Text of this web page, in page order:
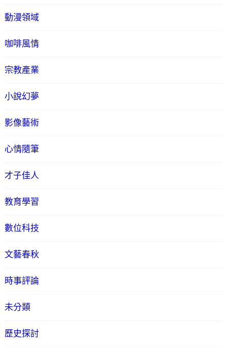
動漫領域
咖啡風情
宗教產業
小說幻夢
影像藝術
心情隨筆
才子佳人
教育學習
數位科技
文藝春秋
時事評論
未分類
歷史探討